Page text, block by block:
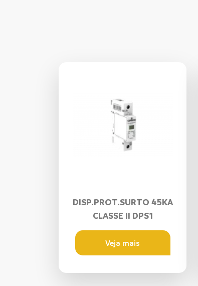
DISP.PROT.SURTO 45KA
CLASSE II DPS1
Veja mais